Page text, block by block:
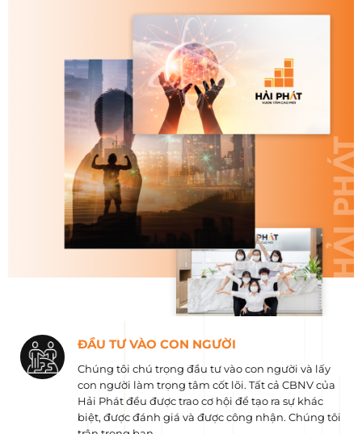
ĐẦU TƯ VÀO CON NGƯỜI
Chúng tôi chú trọng đầu tư vào con người và lấy
con người làm trọng tâm cốt lõi. Tất cả CBNV của
Hải Phát đều được trao cơ hội để tạo ra sự khác
biệt, được đánh giá và được công nhận. Chúng tôi